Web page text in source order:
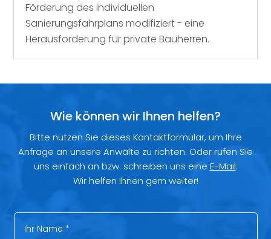
Förderung des individuellen
Sanierungsfahrplans modifiziert - eine
Herausforderung für private Bauherren.
Wie können wir Ihnen helfen?
Bitte nutzen Sie dieses Kontaktformular, um Ihre
Anfrage an unsere Anwälte zu richten. Oder rufen Sie
uns einfach an bzw. schreiben uns eine E-Mail.
Wir helfen Ihnen gern weiter!